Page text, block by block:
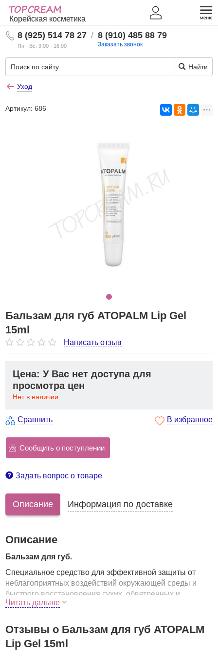
Корейская косметика
8 (925) 514 78 27
Пн - Вс: 9:00 - 16:00
/ 8 (910) 485 88 79
Заказать звонок
Найти
Уход
Артикул:686
Бальзам для губ ATOPALM Lip Gel
15ml
Написать отзыв
Цена: У Вас нет доступа для
просмотра цен
Нет в наличии
Сравнить В избранное
Сообщить о поступлении
Задать вопрос о товаре
Описание Информация по доставке
Описание
Бальзам для губ.
Специальное средство для эффективной защиты от
неблагоприятных воздействий окружающей среды и
быстрого восстановления сухих, обветренных и
покрасневших губ.
экстрактов целебных растений, благодаря чему
прекрасно защищает, регенерирует, смягчает и питает
кожу губ.
Читать дальше
Отзывы о Бальзам для губ ATOPALM
Lip Gel 15ml